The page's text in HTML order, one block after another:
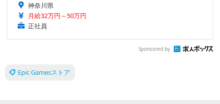
神奈川県
月給32万円～50万円
正社員
Sponsored by
Epic Gamesストア